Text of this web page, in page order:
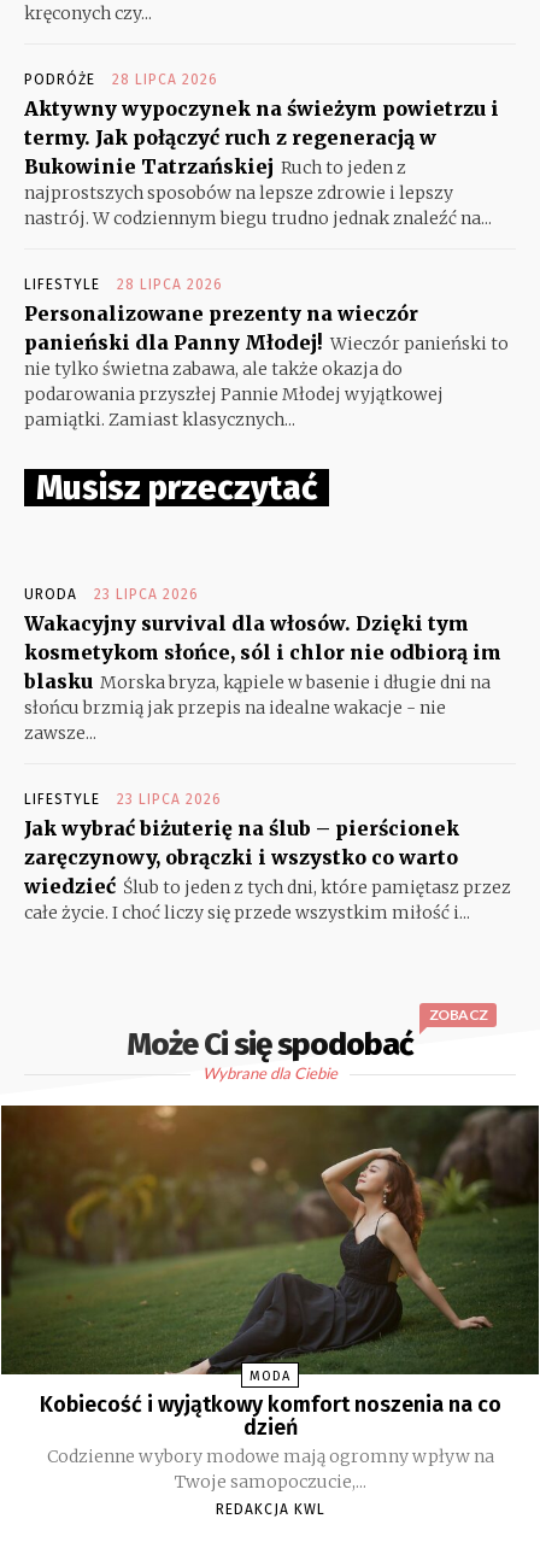
kręconych czy...
PODRÓŻE 28 LIPCA 2026
Aktywny wypoczynek na świeżym powietrzu i
termy. Jak połączyć ruch z regeneracją w
Bukowinie Tatrzańskiej Ruch to jeden z
najprostszych sposobów na lepsze zdrowie i lepszy
nastrój. W codziennym biegu trudno jednak znaleźć na...
LIFESTYLE 28 LIPCA 2026
Personalizowane prezenty na wieczór
panieński dla Panny Młodej! Wieczór panieński to
nie tylko świetna zabawa, ale także okazja do
podarowania przyszłej Pannie Młodej wyjątkowej
pamiątki. Zamiast klasycznych...
Musisz przeczytać
URODA 23 LIPCA 2026
Wakacyjny survival dla włosów. Dzięki tym
kosmetykom słońce, sól i chlor nie odbiorą im
blasku Morska bryza, kąpiele w basenie i długie dni na
słońcu brzmią jak przepis na idealne wakacje - nie
zawsze...
LIFESTYLE 23 LIPCA 2026
Jak wybrać biżuterię na ślub – pierścionek
zaręczynowy, obrączki i wszystko co warto
wiedzieć Ślub to jeden z tych dni, które pamiętasz przez
całe życie. I choć liczy się przede wszystkim miłość i...
Może Ci się spodobać
ZOBACZ
Wybrane dla Ciebie
MODA
Kobiecość i wyjątkowy komfort noszenia na co
dzień
Codzienne wybory modowe mają ogromny wpływ na
Twoje samopoczucie,...
REDAKCJA KWL